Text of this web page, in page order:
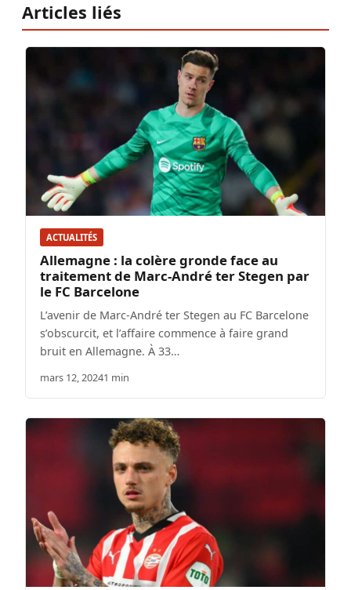
Articles liés
ACTUALITÉS
Allemagne : la colère gronde face au
traitement de Marc-André ter Stegen par
le FC Barcelone
L’avenir de Marc-André ter Stegen au FC Barcelone
s’obscurcit, et l’affaire commence à faire grand
bruit en Allemagne. À 33…
mars 12, 20241 min